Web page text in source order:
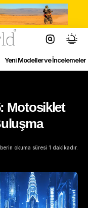
Yeni Modeller ve İncelemeler
Motosiklet
okuma süresi 1 dakikadır.